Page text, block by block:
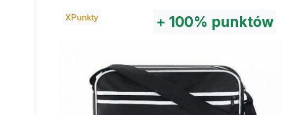
XPunkty + 100% punktów